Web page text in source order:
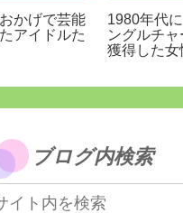
かげで芸能
アイドルた
1980年代
ングルチ
獲得した女
ブログ内検索